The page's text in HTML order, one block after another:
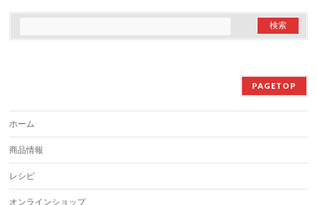
PAGETOP
ホーム
商品情報
レシピ
オンラインショップ